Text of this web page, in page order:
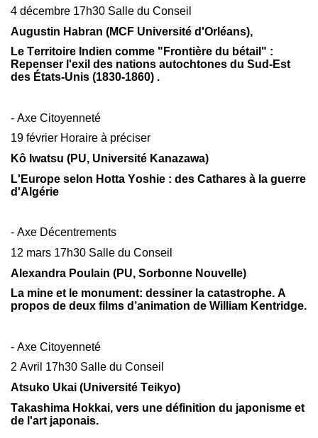
4 décembre 17h30 Salle du Conseil
Augustin Habran (MCF Université d'Orléans),
Le Territoire Indien comme "Frontière du bétail" :
Repenser l'exil des nations autochtones du Sud-Est
des États-Unis (1830-1860) .
- Axe Citoyenneté
19 février Horaire à préciser
Kô Iwatsu (PU, Université Kanazawa)
L'Europe selon Hotta Yoshie : des Cathares à la guerre
d'Algérie
- Axe Décentrements
12 mars 17h30 Salle du Conseil
Alexandra Poulain (PU, Sorbonne Nouvelle)
La mine et le monument: dessiner la catastrophe. A
propos de deux films d’animation de William Kentridge.
- Axe Citoyenneté
2 Avril 17h30 Salle du Conseil
Atsuko Ukai (Université Teikyo)
Takashima Hokkai, vers une définition du japonisme et
de l'art japonais.